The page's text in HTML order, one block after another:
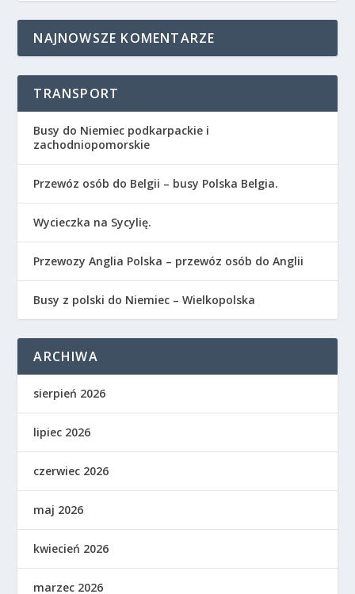
NAJNOWSZE KOMENTARZE
TRANSPORT
Busy do Niemiec podkarpackie i
zachodniopomorskie
Przewóz osób do Belgii – busy Polska Belgia.
Wycieczka na Sycylię.
Przewozy Anglia Polska – przewóz osób do Anglii
Busy z polski do Niemiec – Wielkopolska
ARCHIWA
sierpień 2026
lipiec 2026
czerwiec 2026
maj 2026
kwiecień 2026
marzec 2026